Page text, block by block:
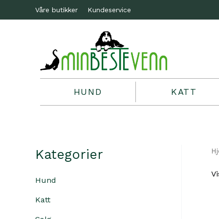
Våre butikker Kundeservice
HUND KATT
Kategorier
Hund
Katt